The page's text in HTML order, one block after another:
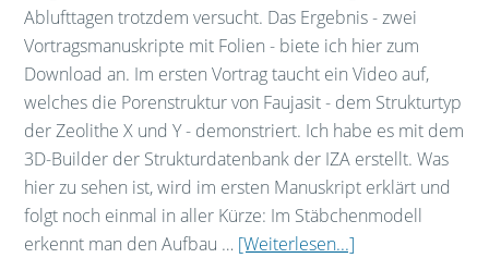
Ablufttagen trotzdem versucht. Das Ergebnis - zwei
Vortragsmanuskripte mit Folien - biete ich hier zum
Download an. Im ersten Vortrag taucht ein Video auf,
welches die Porenstruktur von Faujasit - dem Strukturtyp
der Zeolithe X und Y - demonstriert. Ich habe es mit dem
3D-Builder der Strukturdatenbank der IZA erstellt. Was
hier zu sehen ist, wird im ersten Manuskript erklärt und
folgt noch einmal in aller Kürze: Im Stäbchenmodell
erkennt man den Aufbau … [Weiterlesen...]